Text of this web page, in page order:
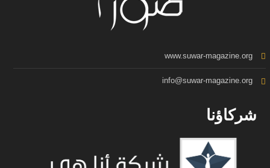
www.suwar-magazine.org
info@suwar-magazine.org
شركاؤنا